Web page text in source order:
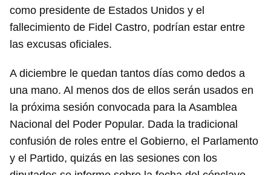
como presidente de Estados Unidos y el
fallecimiento de Fidel Castro, podrían estar entre
las excusas oficiales.
A diciembre le quedan tantos días como dedos a
una mano. Al menos dos de ellos serán usados en
la próxima sesión convocada para la Asamblea
Nacional del Poder Popular. Dada la tradicional
confusión de roles entre el Gobierno, el Parlamento
y el Partido, quizás en las sesiones con los